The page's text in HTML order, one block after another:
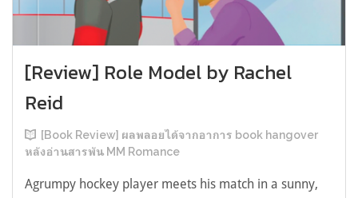
[Review] Role Model by Rachel
Reid
[Book Review] ผลพลอยได้จากอาการ book hangover
หลังอ่านสารพัน MM Romance
Agrumpy hockey player meets his match in a sunny,